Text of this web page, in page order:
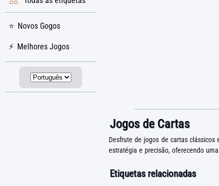
Novos Gogos
Melhores Jogos
Jogos de Cartas
Desfrute de jogos de cartas
estratégia e precisão, oferecendo
Etiquetas relacionadas